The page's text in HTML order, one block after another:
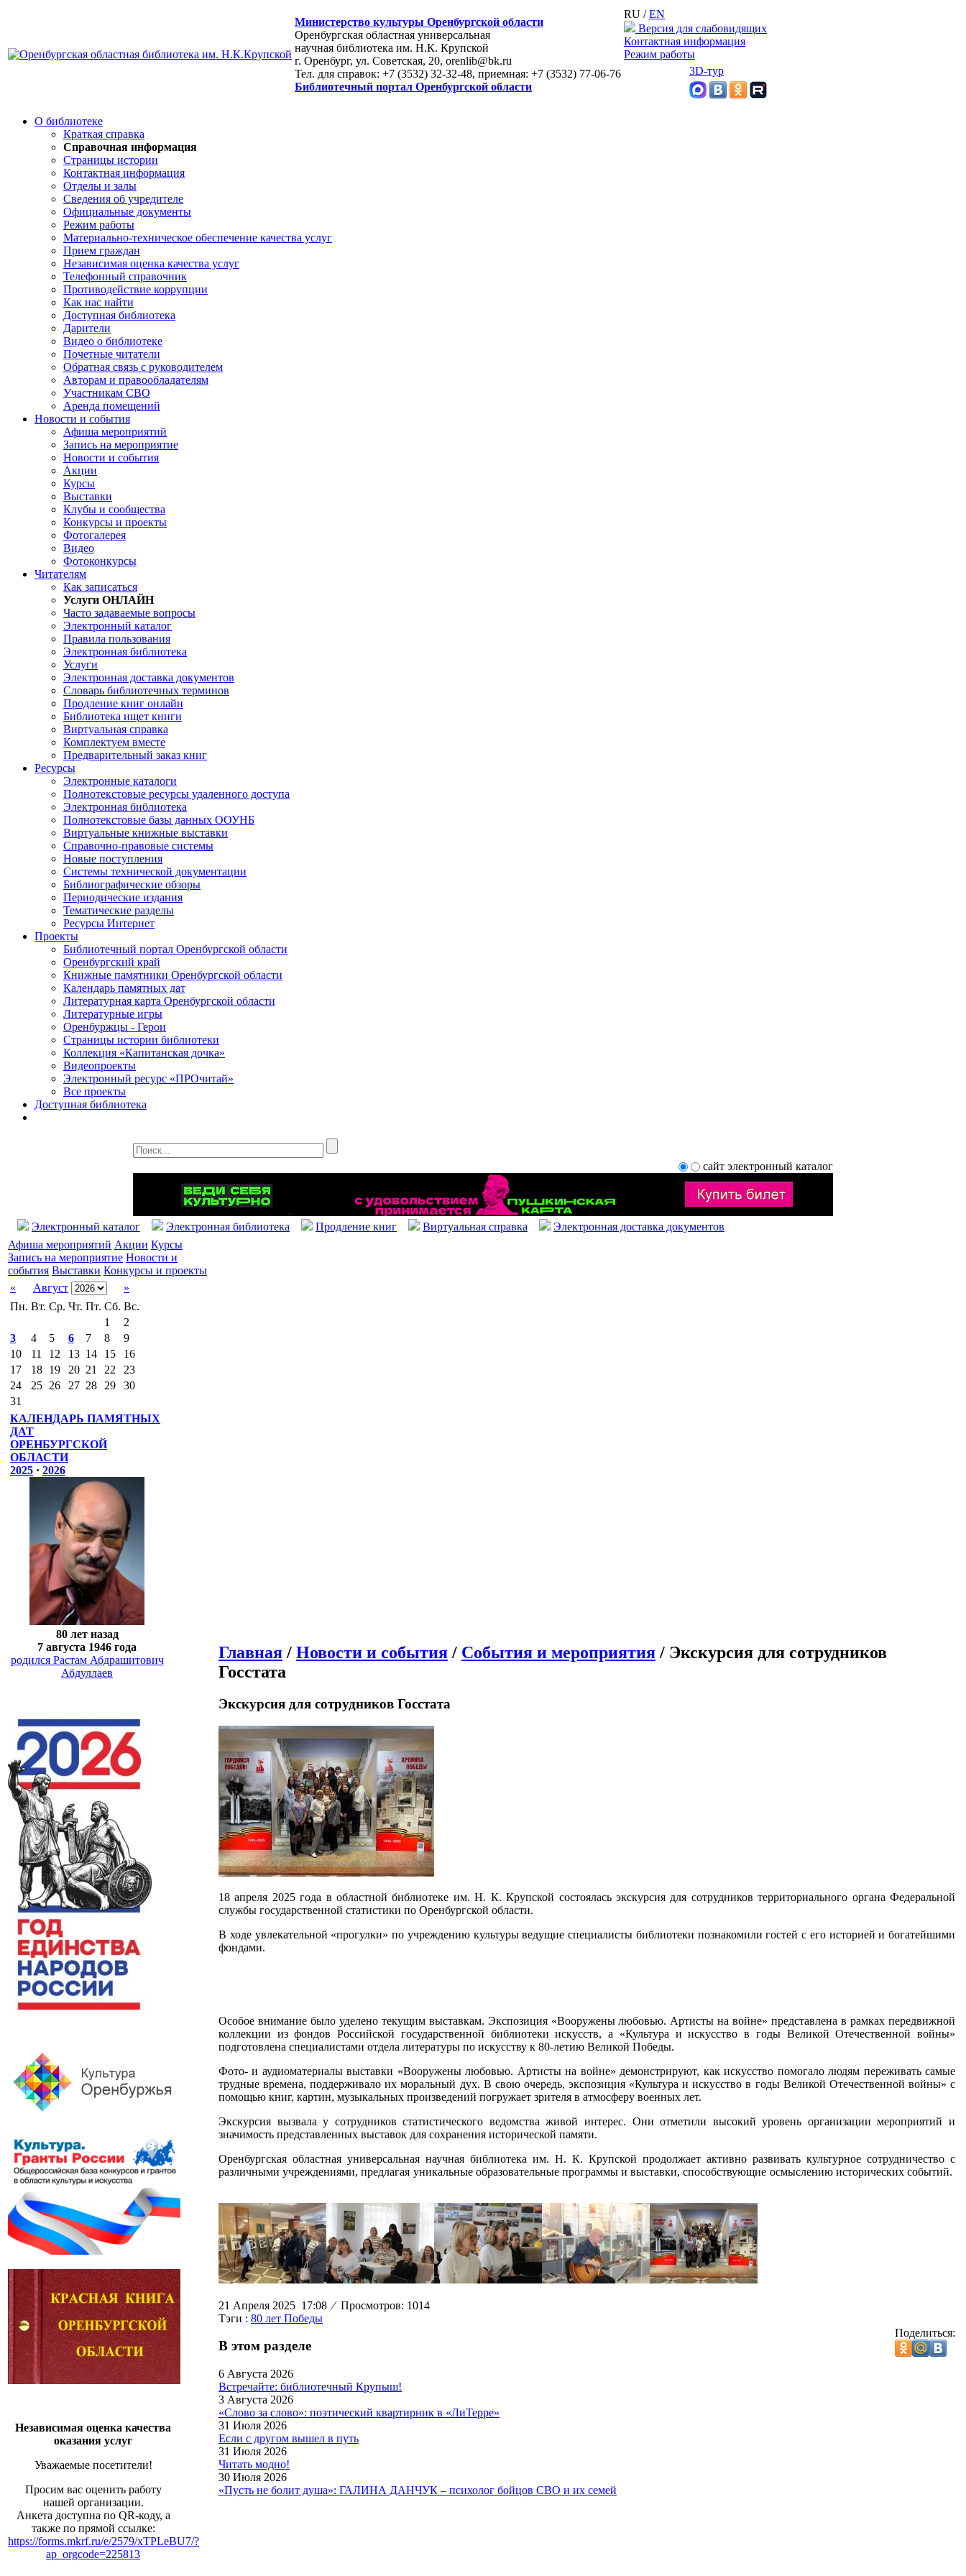
Министерство культуры Оренбургской области
Оренбургская областная универсальная
научная библиотека им. Н.К. Крупской
г. Оренбург, ул. Советская, 20, orenlib@bk.ru
Тел. для справок: +7 (3532) 32-32-48, приемная: +7 (3532) 77-06-76
Библиотечный портал Оренбургской области
RU /EN
Версия для слабовидящих
Контактная информация
Режим работы
3D-тур
О библиотеке
Краткая справка
Справочная информация
Страницы истории
Контактная информация
Отделы и залы
Сведения об учредителе
Официальные документы
Режим работы
Материально-техническое обеспечение качества услуг
Прием граждан
Независимая оценка качества услуг
Телефонный справочник
Противодействие коррупции
Как нас найти
Доступная библиотека
Дарители
Видео о библиотеке
Почетные читатели
Обратная связь с руководителем
Авторам и правообладателям
Участникам СВО
Аренда помещений
Новости и события
Афиша мероприятий
Запись на мероприятие
Новости и события
Акции
Курсы
Выставки
Клубы и сообщества
Конкурсы и проекты
Фотогалерея
Видео
Фотоконкурсы
Читателям
Как записаться
Услуги ОНЛАЙН
Часто задаваемые вопросы
Электронный каталог
Правила пользования
Электронная библиотека
Услуги
Электронная доставка документов
Словарь библиотечных терминов
Продление книг онлайн
Библиотека ищет книги
Виртуальная справка
Комплектуем вместе
Предварительный заказ книг
Ресурсы
Электронные каталоги
Полнотекстовые ресурсы удаленного доступа
Электронная библиотека
Полнотекстовые базы данных ООУНБ
Виртуальные книжные выставки
Справочно-правовые системы
Новые поступления
Cистемы технической документации
Библиографические обзоры
Периодические издания
Тематические разделы
Ресурсы Интернет
Проекты
Библиотечный портал Оренбургской области
Оренбургский край
Книжные памятники Оренбургской области
Календарь памятных дат
Литературная карта Оренбургской области
Литературные игры
Оренбуржцы - Герои
Страницы истории библиотеки
Коллекция «Капитанская дочка»
Видеопроекты
Электронный ресурс «ПРОчитай»
Все проекты
Доступная библиотека
сайт электронный каталог
Электронный каталог Электронная библиотека Продление книг Виртуальная справка
Электронная доставка документов
Афиша мероприятий Акции Курсы
Запись на мероприятие Новости и
события Выставки Конкурсы и проекты
«
Август
»
Пн. Вт. Ср. Чт. Пт. Сб. Вс.
1
2
3
4 5 6 7 8
9
10
11 12 13 14 15
16
17
18 19 20 21 22
23
24
25 26 27 28 29
30
31
КАЛЕНДАРЬ ПАМЯТНЫХ
ДАТ
ОРЕНБУРГСКОЙ
ОБЛАСТИ
2025 · 2026
80 лет назад
7 августа 1946 года
родился Растам Абдрашитович
Абдуллаев
Независимая оценка качества
оказания услуг
Уважаемые посетители!
Просим вас оценить работу
нашей организации.
Анкета доступна по QR-коду, а
также по прямой ссылке:
https://forms.mkrf.ru/e/2579/xTPLeBU7/?
ap_orgcode=225813
Главная / Новости и события / События и мероприятия / Экскурсия для сотрудников
Госстата
Экскурсия для сотрудников Госстата
18 апреля 2025 года в областной библиотеке им. Н. К. Крупской состоялась экскурсия для сотрудников территориального органа Федеральной
службы государственной статистики по Оренбургской области.
В ходе увлекательной «прогулки» по учреждению культуры ведущие специалисты библиотеки познакомили гостей с его историей и богатейшими
фондами.
Особое внимание было уделено текущим выставкам. Экспозиция «Вооружены любовью. Артисты на войне» представлена в рамках передвижной
коллекции из фондов Российской государственной библиотеки искусств, а «Культура и искусство в годы Великой Отечественной войны»
подготовлена специалистами отдела литературы по искусству к 80-летию Великой Победы.
Фото- и аудиоматериалы выставки «Вооружены любовью. Артисты на войне» демонстрируют, как искусство помогало людям переживать самые
трудные времена, поддерживало их моральный дух. В свою очередь, экспозиция «Культура и искусство в годы Великой Отечественной войны» с
помощью книг, картин, музыкальных произведений погружает зрителя в атмосферу военных лет.
Экскурсия вызвала у сотрудников статистического ведомства живой интерес. Они отметили высокий уровень организации мероприятий и
значимость представленных выставок для сохранения исторической памяти.
Оренбургская областная универсальная научная библиотека им. Н. К. Крупской продолжает активно развивать культурное сотрудничество с
различными учреждениями, предлагая уникальные образовательные программы и выставки, способствующие осмыслению исторических событий.
21 Апреля 2025 17:08⁄Просмотров: 1014
Тэги : 80 лет Победы
Поделиться:
В этом разделе
6 Августа 2026
Встречайте: библиотечный Крупыш!
3 Августа 2026
«Слово за слово»: поэтический квартирник в «ЛиТерре»
31 Июля 2026
Если с другом вышел в путь
31 Июля 2026
Читать модно!
30 Июля 2026
«Пусть не болит душа»: ГАЛИНА ДАНЧУК – психолог бойцов СВО и их семей